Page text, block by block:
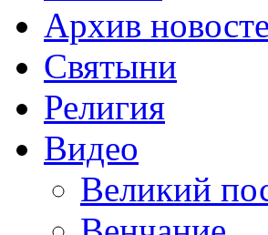
Архив
Святыни
Религия
Видео
Великий